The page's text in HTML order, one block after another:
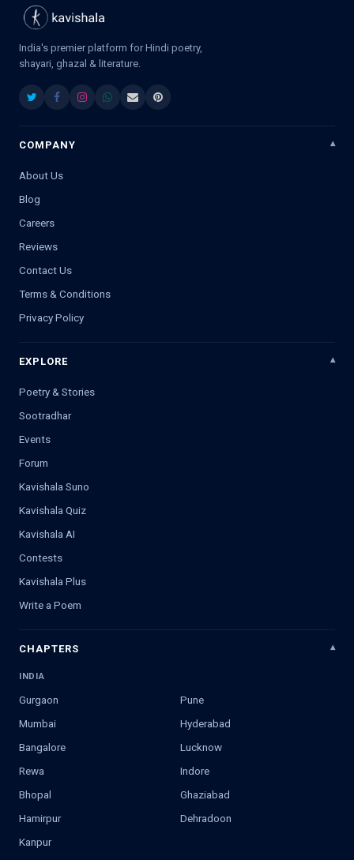
India's premier platform for Hindi poetry,
shayari, ghazal & literature.
COMPANY
About Us
Blog
Careers
Reviews
Contact Us
Terms & Conditions
Privacy Policy
EXPLORE
Poetry & Stories
Sootradhar
Events
Forum
Kavishala Suno
Kavishala Quiz
Kavishala AI
Contests
Kavishala Plus
Write a Poem
CHAPTERS
INDIA
Gurgaon
Pune
Mumbai
Hyderabad
Bangalore
Lucknow
Rewa
Indore
Bhopal
Ghaziabad
Hamirpur
Dehradoon
Kanpur